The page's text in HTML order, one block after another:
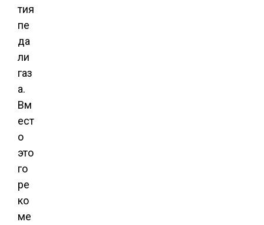
тия
пе
да
ли
газ
а.
Вм
ест
о
это
го
ре
ко
ме